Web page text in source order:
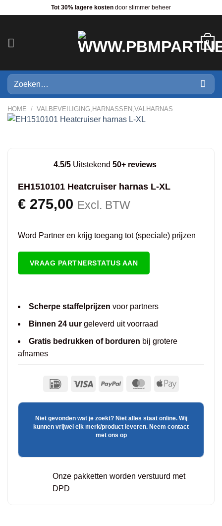
Tot 30% lagere kosten door slimmer beheer
0
Zoeken
naar:
HOME / VALBEVEILIGING,HARNASSEN,VALHARNAS
4.5/5 Uitstekend 50+ reviews
EH1510101 Heatcruiser harnas L-XL
€275,00 Excl. BTW
Word Partner en krijg toegang tot (speciale) prijzen
VRAAG PARTNERSTATUS AAN
Scherpe staffelprijzen voor partners
Binnen 24 uurgeleverd uit voorraad
Gratis bedrukken of borduren bij grotere
afnames
Niet gevonden wat je zoekt? Niet alles staat online. Wij
kunnen vrijwel elk merk/product leveren. Neem contact
met ons op
Onze pakketten worden verstuurd met
DPD